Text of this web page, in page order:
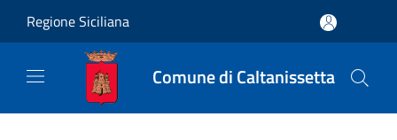
Regione Siciliana
Comune di Caltanissetta